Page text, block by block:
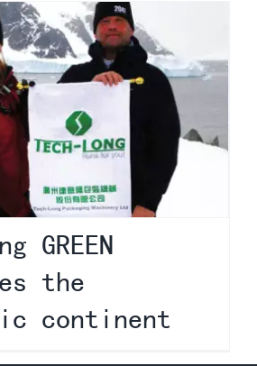
GREEN
the
continent